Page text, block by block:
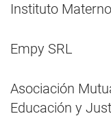
Instituto
Empy SRL
Asociación
Educación y